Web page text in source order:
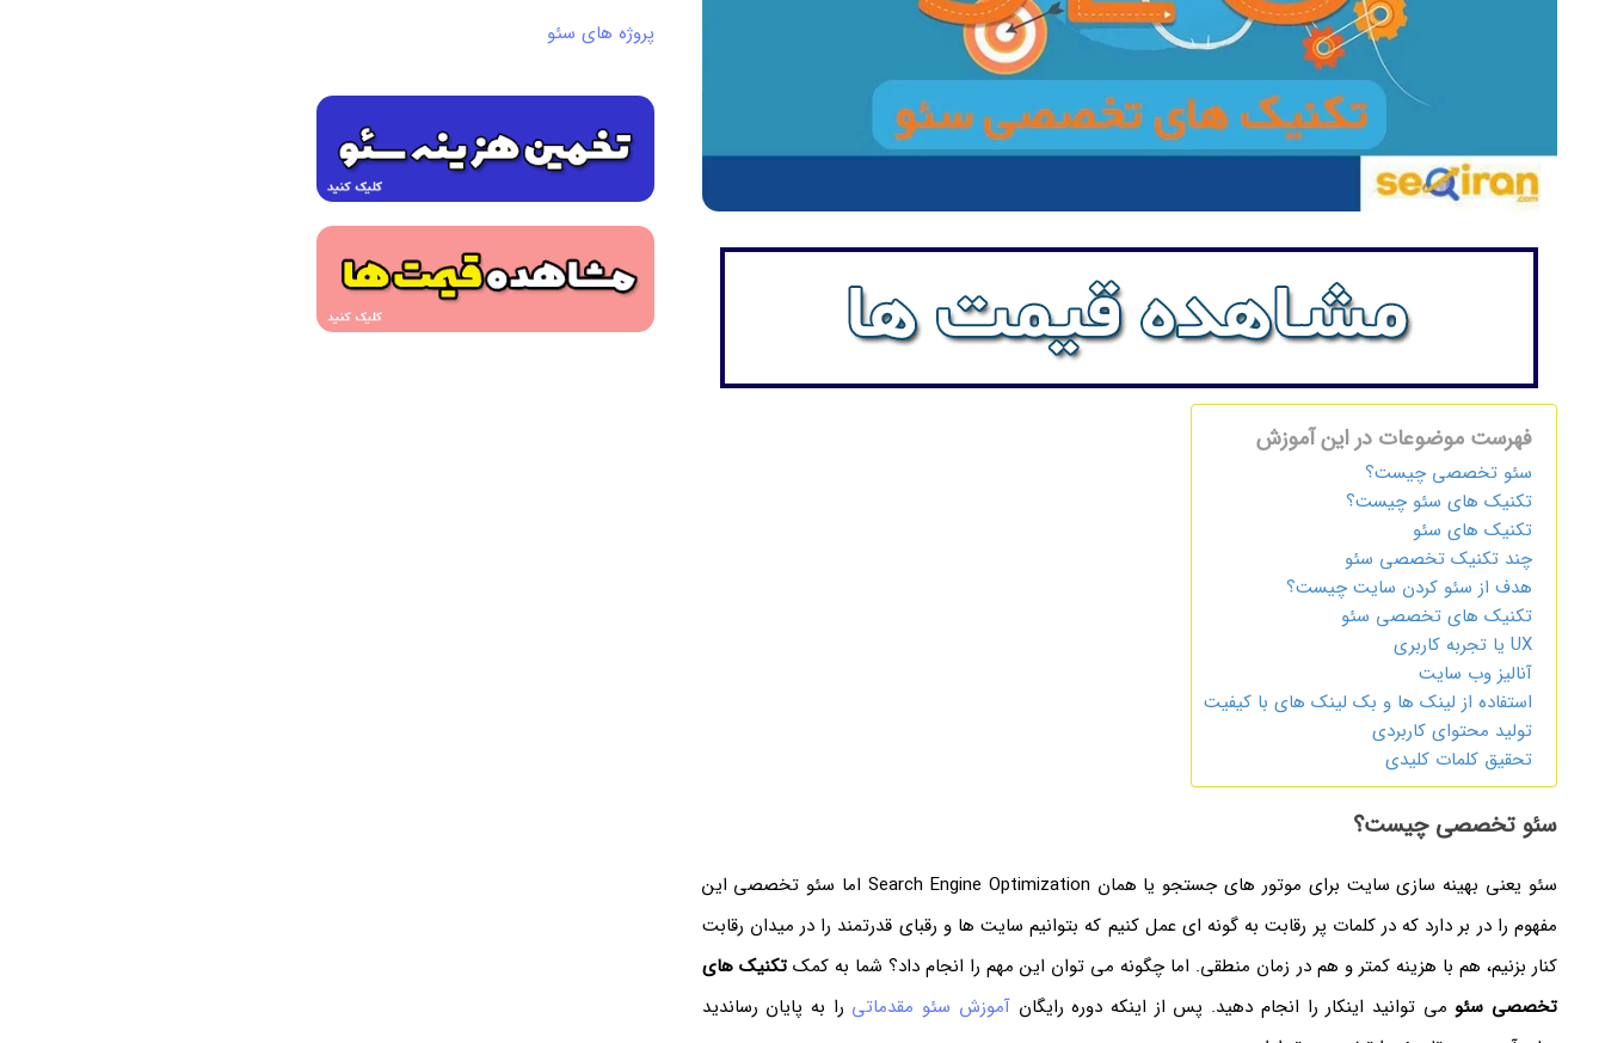
فهرست موضوعات در این آموزش
سئو تخصصی چیست؟
تکنیک های سئو چیست؟
تکنیک های سئو
چند تکنیک تخصصی سئو
هدف از سئو کردن سایت چیست؟
تکنیک های تخصصی سئو
UX یا تجربه کاربری
آنالیز وب سایت
استفاده از لینک ها و بک لینک های با کیفیت
تولید محتوای کاربردی
تحقیق کلمات کلیدی
سئو تخصصی چیست؟
سئو یعنی بهینه سازی سایت برای موتور های جستجو یا همان Search Engine Optimization اما سئو تخصصی این
مفهوم را در بر دارد که در کلمات پر رقابت به گونه ای عمل کنیم که بتوانیم سایت ها و رقبای قدرتمند را در میدان رقابت
کنار بزنیم، هم با هزینه کمتر و هم در زمان منطقی. اما چگونه می توان این مهم را انجام داد؟ شما به کمکتکنیک های
تخصصی سئومی توانید اینکار را انجام دهید. پس از اینکه دوره رایگانآموزش سئو مقدماتی را به پایان رساندید
پروژه های سئو